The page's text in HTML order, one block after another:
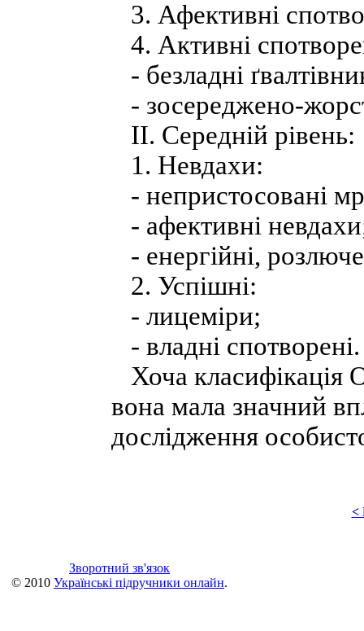
3. Афективні
4. Активні
- безладні
- зосереджено-
II. Середній рівень:
1. Невдахи:
- непристосовані
- афективні
- енергійні,
2. Успішні:
- лицеміри;
- владні спотворені.
Хоча класифікація
вона мала значний
дослідження
<
Зворотний зв'язок
© 2010 Українські підручники онлайн.